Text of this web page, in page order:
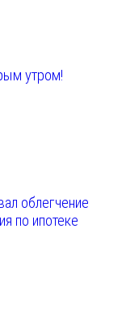
утром!
облегчение
по ипотеке